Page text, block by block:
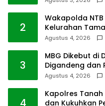
2
Wakapolda
Kelurahan
Agustus 4, 2026
3
MBG Dikebut di
Digandeng dan
Agustus 4, 2026
4
Kapolres Tanah
dan Kukuhkan